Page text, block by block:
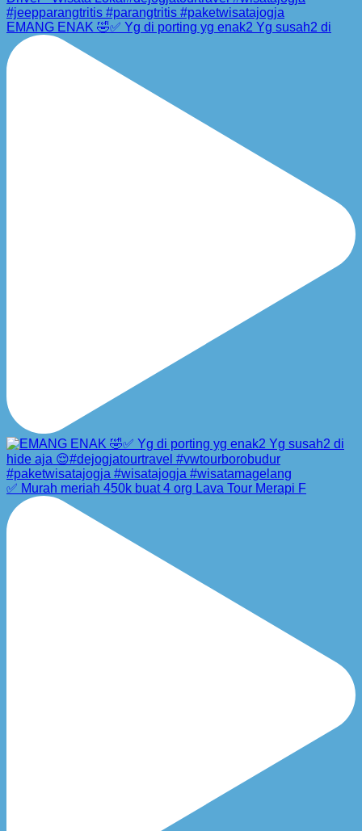
EMANG ENAK 🤣✅ Yg di porting yg enak2 Yg susah2 di
✅ Murah meriah 450k buat 4 org Lava Tour Merapi F